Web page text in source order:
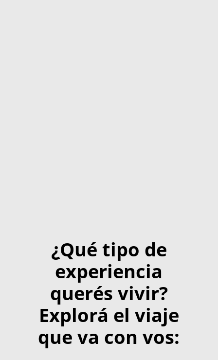
¿Qué tipo de
experiencia
querés vivir?
Explorá el viaje
que va con vos: